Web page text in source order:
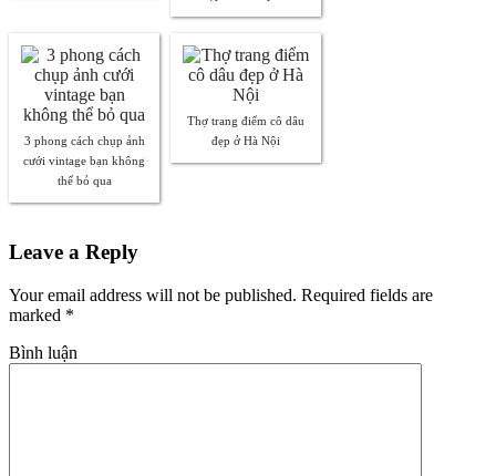
3 phong cách chụp ảnh
cưới vintage bạn không
thể bỏ qua
Thợ trang điểm cô dâu
đẹp ở Hà Nội
Leave a Reply
Your email address will not be published. Required fields are
marked *
Bình luận